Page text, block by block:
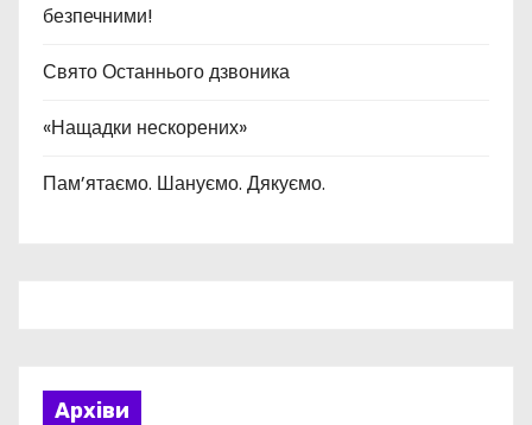
безпечними!
Свято Останнього дзвоника
«Нащадки нескорених»
Пам’ятаємо. Шануємо. Дякуємо.
Архіви